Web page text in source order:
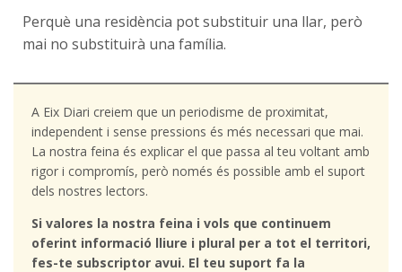
Perquè una residència pot substituir una llar, però
mai no substituirà una família.
A Eix Diari creiem que un periodisme de proximitat,
independent i sense pressions és més necessari que mai.
La nostra feina és explicar el que passa al teu voltant amb
rigor i compromís, però només és possible amb el suport
dels nostres lectors.
Si valores la nostra feina i vols que continuem
oferint informació lliure i plural per a tot el territori,
fes-te subscriptor avui. El teu suport fa la